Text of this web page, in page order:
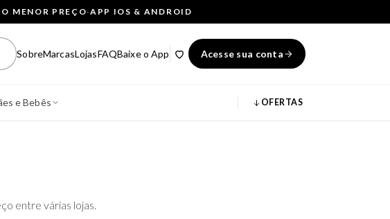
MENOR PREÇO·APP IOS & ANDROID
SobreMarcasLojasFAQBaixe o App Acesse sua conta
e Bebês OFERTAS
entre várias lojas.